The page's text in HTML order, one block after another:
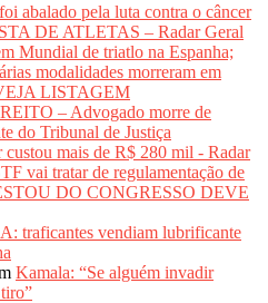
abalado pela luta contra o câncer
DE ATLETAS – Radar Geral
Mundial de triatlo na Espanha;
modalidades morreram em
LISTAGEM
– Advogado morre de
do Tribunal de Justiça
custou mais de R$ 280 mil - Radar
vai tratar de regulamentação de
DO CONGRESSO DEVE
traficantes vendiam lubrificante
Kamala: “Se alguém invadir